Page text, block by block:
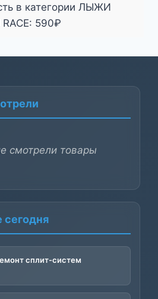
в категории ЛЫЖИ
590₽
смотрели товары
сплит-систем